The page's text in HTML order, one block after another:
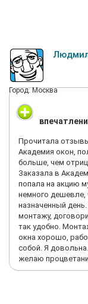
Город: Москва
Прочитала
Академия окон,
больше, чем
Заказала в
попала на акцию
немного дешевле,
назначенный
монтажу,
так удобно.
окна хорошо,
собой. Я
желаю